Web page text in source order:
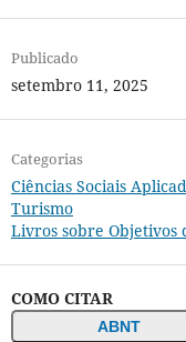
Publicado
setembro 11, 2025
Categorias
Ciências Sociais
Turismo
Livros sobre Objetivos
COMO CITAR
ABNT